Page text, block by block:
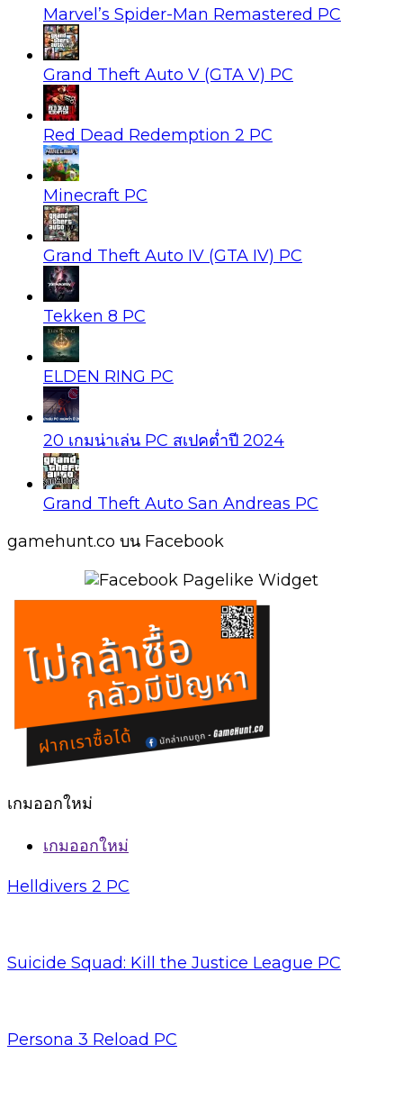
Marvel’s Spider-Man Remastered PC
Grand Theft Auto V (GTA V) PC
Red Dead Redemption 2 PC
Minecraft PC
Grand Theft Auto IV (GTA IV) PC
Tekken 8 PC
ELDEN RING PC
20 เกมน่าเล่น PC สเปคต่ำปี 2024
Grand Theft Auto San Andreas PC
gamehunt.co บน Facebook
เกมออกใหม่
เกมออกใหม่
Helldivers 2 PC
Suicide Squad: Kill the Justice League PC
Persona 3 Reload PC